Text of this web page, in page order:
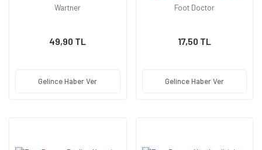
Wartner
49,90 TL
Gelince Haber Ver
Foot Doctor
17,50 TL
Gelince Haber Ver